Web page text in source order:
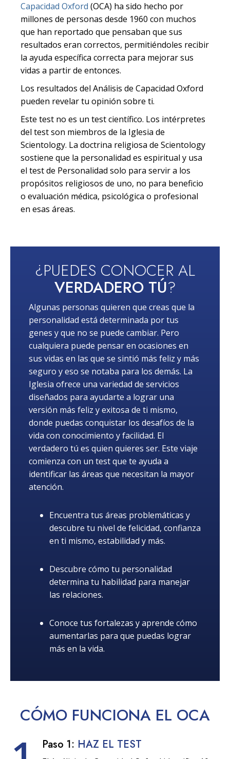
Capacidad Oxford (OCA) ha sido hecho por
millones de personas desde 1960 con muchos
que han reportado que pensaban que sus
resultados eran correctos, permitiéndoles recibir
la ayuda específica correcta para mejorar sus
vidas a partir de entonces.
Los resultados del Análisis de Capacidad Oxford
pueden revelar tu opinión sobre ti.
Este test no es un test científico. Los intérpretes
del test son miembros de la Iglesia de
Scientology. La doctrina religiosa de Scientology
sostiene que la personalidad es espiritual y usa
el test de Personalidad solo para servir a los
propósitos religiosos de uno, no para beneficio
o evaluación médica, psicológica o profesional
en esas áreas.
¿PUEDES CONOCER AL
VERDADERO TÚ?
Algunas personas quieren que creas que la
personalidad está determinada por tus
genes y que no se puede cambiar. Pero
cualquiera puede pensar en ocasiones en
sus vidas en las que se sintió más feliz y más
seguro y eso se notaba para los demás. La
Iglesia ofrece una variedad de servicios
diseñados para ayudarte a lograr una
versión más feliz y exitosa de ti mismo,
donde puedas conquistar los desafíos de la
vida con conocimiento y facilidad. El
verdadero tú es quien quieres ser. Este viaje
comienza con un test que te ayuda a
identificar las áreas que necesitan la mayor
atención.
Encuentra tus áreas problemáticas y
descubre tu nivel de felicidad, confianza
en ti mismo, estabilidad y más.
Descubre cómo tu personalidad
determina tu habilidad para manejar
las relaciones.
Conoce tus fortalezas y aprende cómo
aumentarlas para que puedas lograr
más en la vida.
CÓMO FUNCIONA EL OCA
Paso 1: HAZ EL TEST